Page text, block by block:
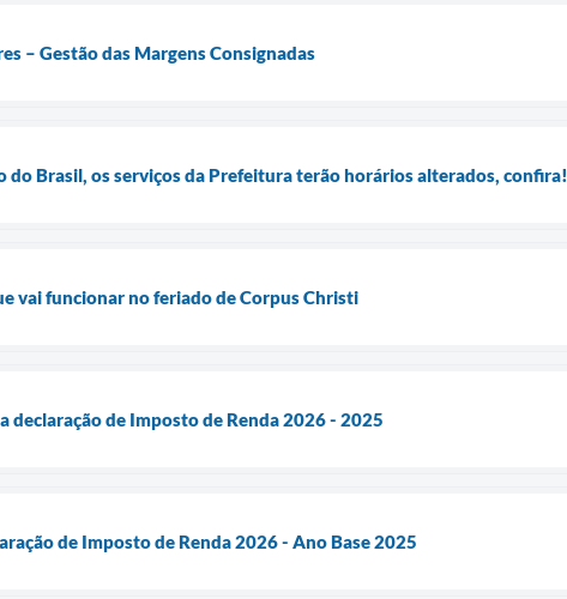
– Gestão das Margens Consignadas
do Brasil, os serviços da Prefeitura terão horários alterados, confira!
vai funcionar no feriado de Corpus Christi
declaração de Imposto de Renda 2026 - 2025
de Imposto de Renda 2026 - Ano Base 2025